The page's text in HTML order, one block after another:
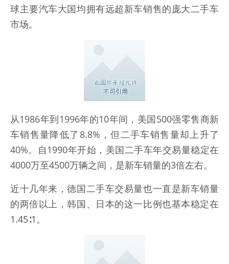
球主要汽车大国均拥有远超新车销售的庞大二手车
市场。
从1986年到1996年的10年间，美国500强零售商新
车销售量降低了8.8%，但二手车销售量却上升了
40%。自1990年开始，美国二手车年交易量稳定在
4000万至4500万辆之间，是新车销量的3倍左右。
近十几年来，德国二手车交易量也一直是新车销量
的两倍以上，韩国、日本的这一比例也基本稳定在
1.45∶1。